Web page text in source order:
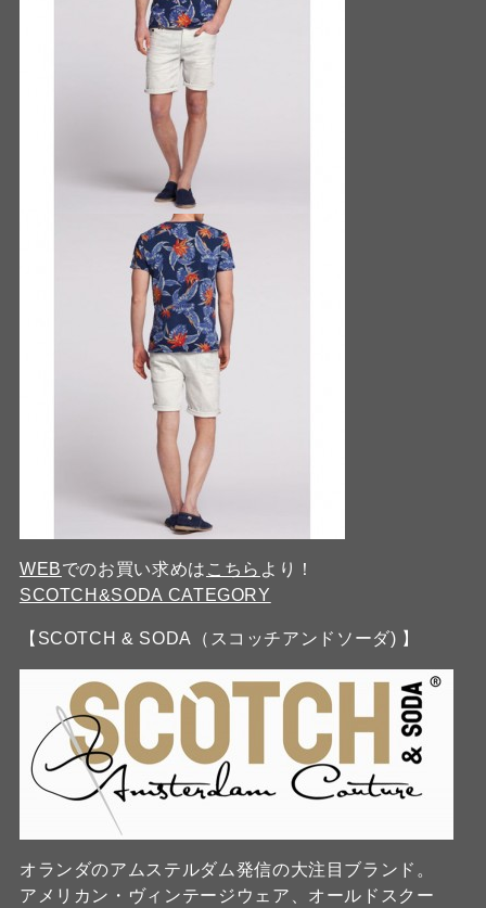
WEBでのお買い求めは こちら より！
SCOTCH&SODA CATEGORY
【SCOTCH & SODA（スコッチアンドソーダ) 】
オランダのアムステルダム発信の大注目ブランド。
アメリカン・ヴィンテージウェア、オールドスクー